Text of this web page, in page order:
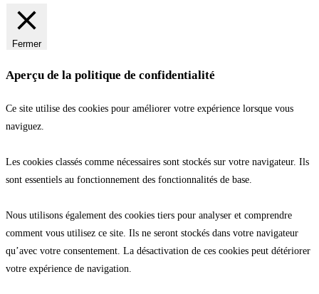
Fermer
Aperçu de la politique de confidentialité
Ce site utilise des cookies pour améliorer votre expérience lorsque vous
naviguez.
Les cookies classés comme nécessaires sont stockés sur votre navigateur. Ils
sont essentiels au fonctionnement des fonctionnalités de base.
Nous utilisons également des cookies tiers pour analyser et comprendre
comment vous utilisez ce site. Ils ne seront stockés dans votre navigateur
qu’avec votre consentement. La désactivation de ces cookies peut détériorer
votre expérience de navigation.